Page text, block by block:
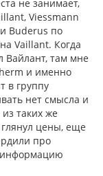
не занимает,
Viessmann
Buderus по
Vaillant. Когда
Вайлант, там мне
и именно
в группу
нет смысла и
таких же
цены, еще
про
информацию